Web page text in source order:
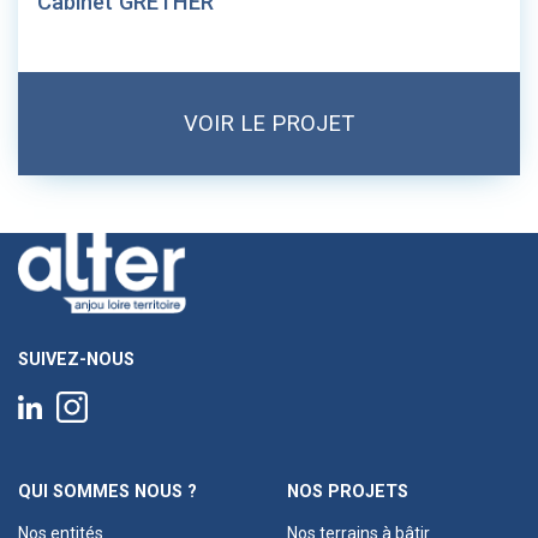
VOIR LE PROJET
SUIVEZ-NOUS
QUI SOMMES NOUS ?
Nos entités
NOS PROJETS
Nos terrains à bâtir